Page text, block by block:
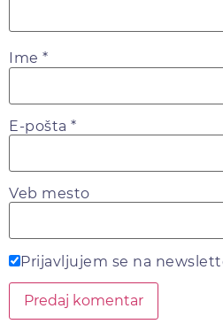
Ime *
E-pošta *
Veb mesto
Prijavljujem se na